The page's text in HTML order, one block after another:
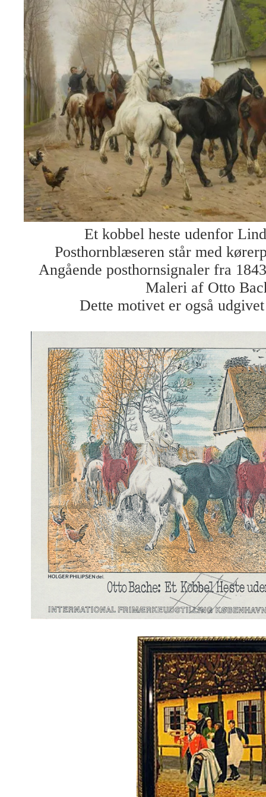
Et kobbel heste udenfor
Posthornblæseren står med
Angående posthornsignaler fra
Maleri af Otto
Dette motivet er også